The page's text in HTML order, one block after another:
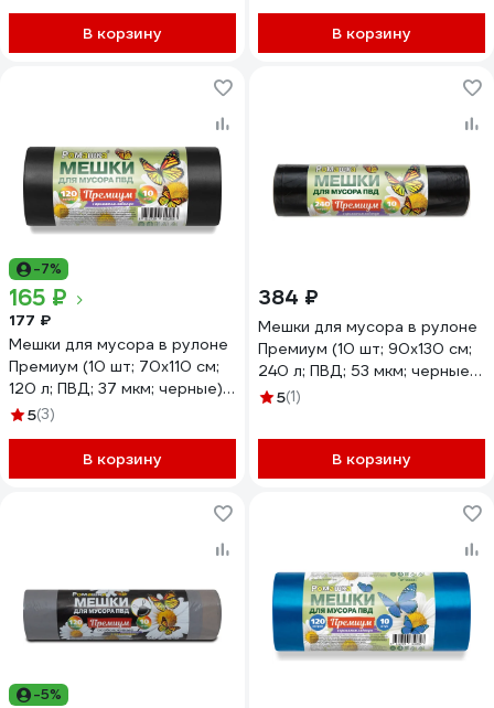
В корзину В корзину
-7%
165 ₽
177 ₽
Мешки для мусора в рулоне
Премиум (10 шт; 70х110 см;
120 л; ПВД; 37 мкм; черные)
Ромашка ВР-0050МН
5(3)
В корзину
384 ₽
Мешки для мусора в рулоне
Премиум (10 шт; 90х130 см;
240 л; ПВД; 53 мкм; черные)
Ромашка ВР-0070(Н)
5(1)
В корзину
-5%